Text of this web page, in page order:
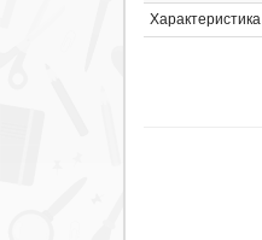
Характеристика